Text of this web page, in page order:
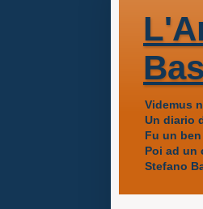
Videmus
Un diario
Fu un
Poi ad un
Stefano